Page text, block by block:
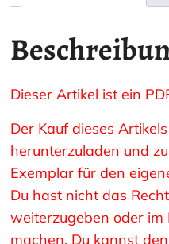
Dieser Artikel ist ein
Der Kauf dieses
herunterzuladen und
Exemplar für den
Du hast nicht das
weiterzugeben oder
machen. Du kannst